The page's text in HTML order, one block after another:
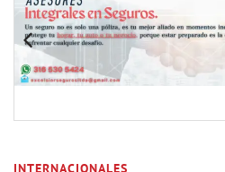
INTERNACIONALES